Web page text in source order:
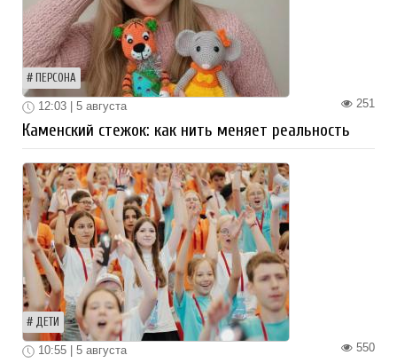
ПЕРСОНА
251
12:03 | 5 августа
Каменский стежок: как нить меняет реальность
ДЕТИ
550
10:55 | 5 августа